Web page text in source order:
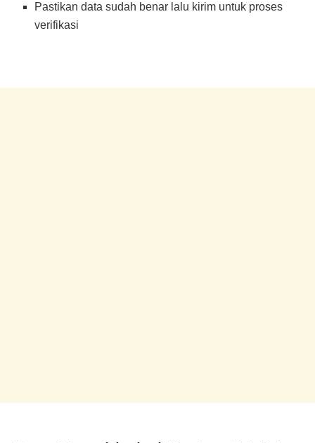
Pastikan data sudah benar lalu kirim untuk proses
verifikasi